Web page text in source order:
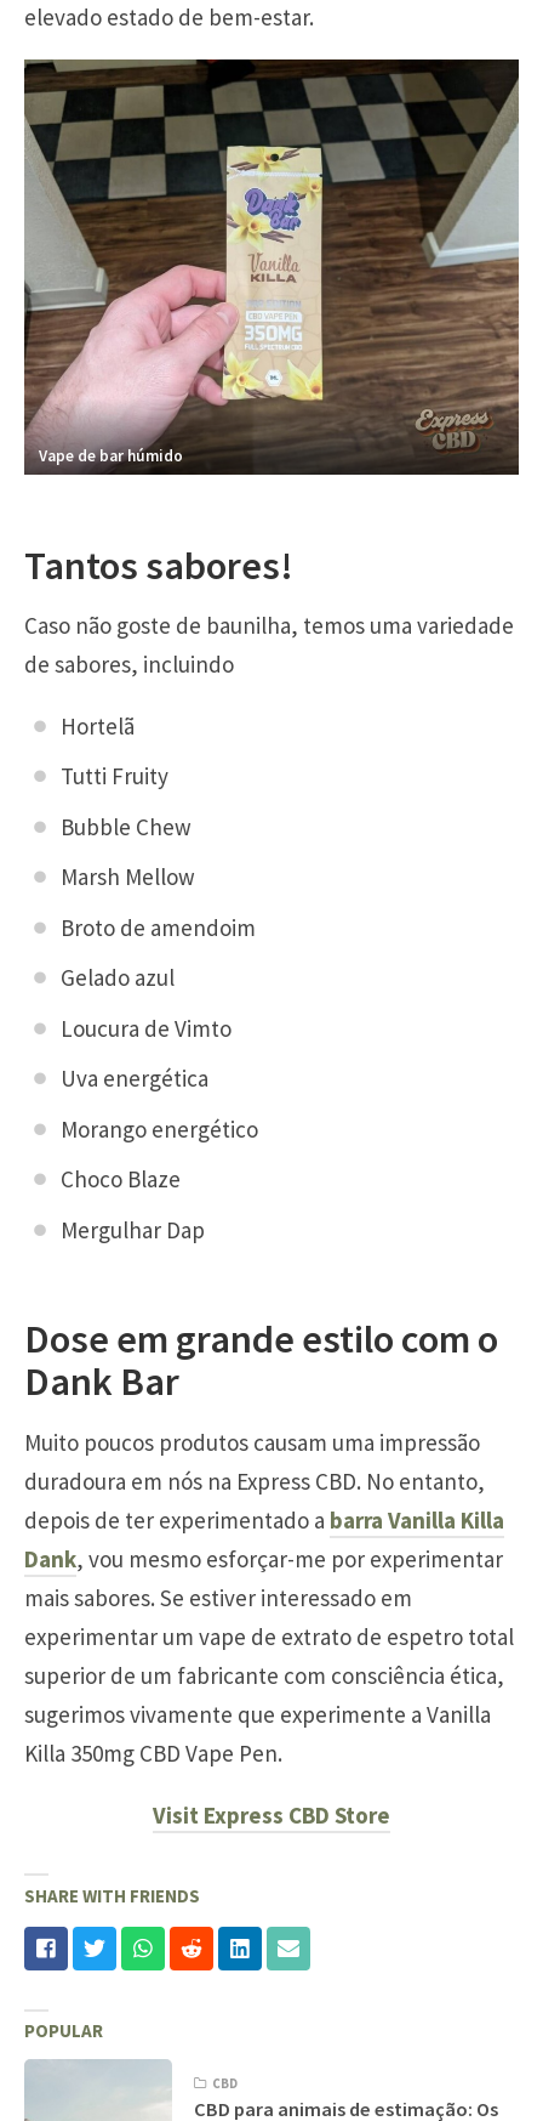
elevado estado de bem-estar.
Vape de bar húmido
Tantos sabores!
Caso não goste de baunilha, temos uma variedade
de sabores, incluindo
Hortelã
Tutti Fruity
Bubble Chew
Marsh Mellow
Broto de amendoim
Gelado azul
Loucura de Vimto
Uva energética
Morango energético
Choco Blaze
Mergulhar Dap
Dose em grande estilo com o
Dank Bar
Muito poucos produtos causam uma impressão
duradoura em nós na Express CBD. No entanto,
depois de ter experimentado a barra Vanilla Killa
Dank, vou mesmo esforçar-me por experimentar
mais sabores. Se estiver interessado em
experimentar um vape de extrato de espetro total
superior de um fabricante com consciência ética,
sugerimos vivamente que experimente a Vanilla
Killa 350mg CBD Vape Pen.
Visit Express CBD Store
SHARE WITH FRIENDS
POPULAR
CBD
CBD para animais de estimação: Os